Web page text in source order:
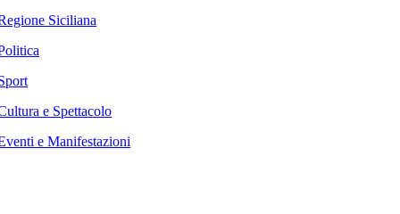
Siciliana
e Spettacolo
e Manifestazioni